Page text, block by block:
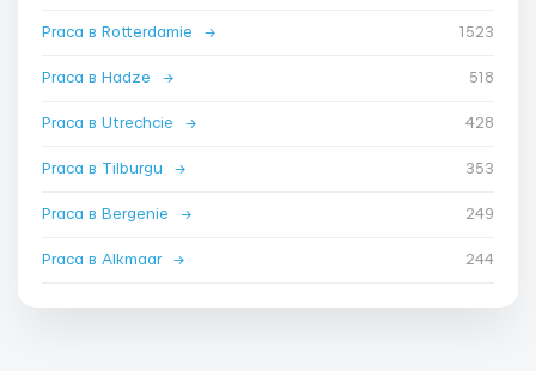
Praca в Rotterdamie → 1523
Praca в Hadze → 518
Praca в Utrechcie → 428
Praca в Tilburgu → 353
Praca в Bergenie → 249
Praca в Alkmaar → 244